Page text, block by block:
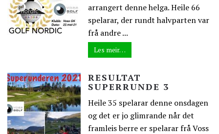
arrangert denne helga. Heile 66
spelarar, der rundt halvparten var
frå andre ...
Les meir…
RESULTAT
SUPERRUNDE 3
Heile 35 spelarar denne onsdagen
og det er jo glimrande når det
framleis berre er spelarar frå Voss